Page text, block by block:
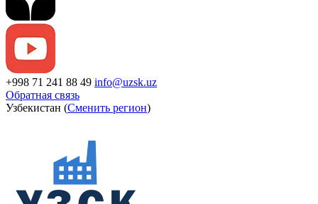
+998 71 241 88 49 info@uzsk.uz
Обратная связь
Узбекистан (Сменить регион)